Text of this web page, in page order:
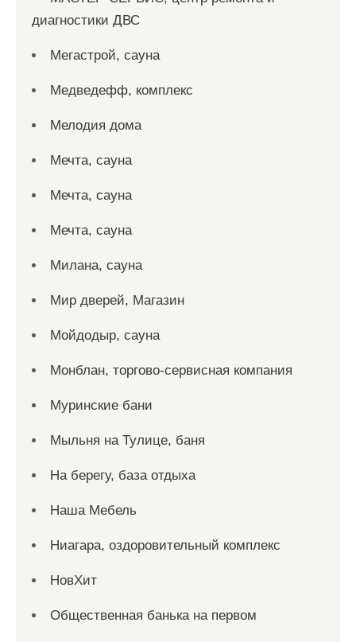
диагностики ДВС
Мегастрой, сауна
Медведефф, комплекс
Мелодия дома
Мечта, сауна
Мечта, сауна
Мечта, сауна
Милана, сауна
Мир дверей, Магазин
Мойдодыр, сауна
Монблан, торгово-сервисная компания
Муринские бани
Мыльня на Тулице, баня
На берегу, база отдыха
Наша Мебель
Ниагара, оздоровительный комплекс
НовХит
Общественная банька на первом